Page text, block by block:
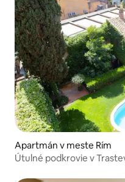
Apartmán v meste Rím
Útulné podkrovie v